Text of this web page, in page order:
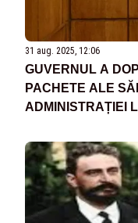
31 aug. 2025, 12:06
GUVERNUL A
PACHETE ALE
ADMINISTRAȚIEI